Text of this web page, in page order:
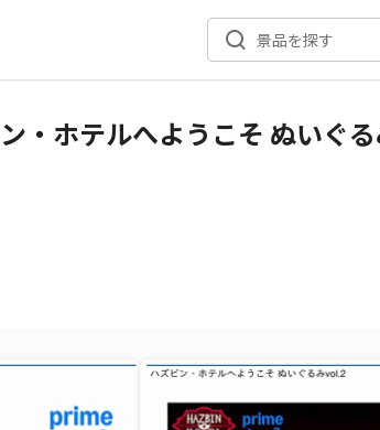
景品を探す
・ホテルへようこそ ぬいぐ